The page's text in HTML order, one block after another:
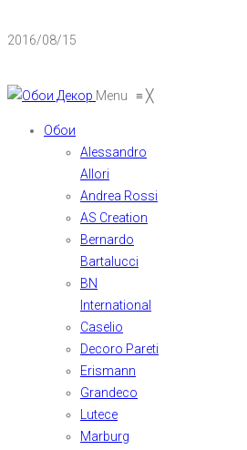
2016/08/15
Menu ≡╳
Обои
Alessandro
Allori
Andrea Rossi
AS Creation
Bernardo
Bartalucci
BN
International
Caselio
Decoro Pareti
Erismann
Grandeco
Lutece
Marburg